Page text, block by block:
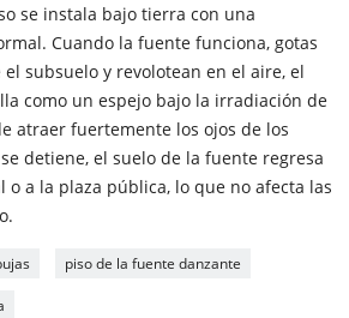
se instala bajo tierra con una
Cuando la fuente funciona, gotas
subsuelo y revolotean en el aire, el
como un espejo bajo la irradiación de
atraer fuertemente los ojos de los
detiene, el suelo de la fuente regresa
o a la plaza pública, lo que no afecta las
piso de la fuente danzante